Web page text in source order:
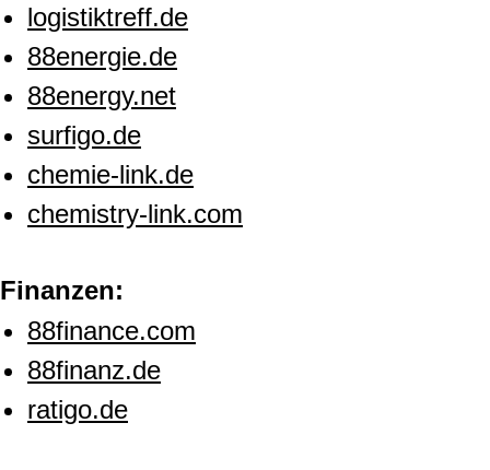
logistiktreff.de
88energie.de
88energy.net
surfigo.de
chemie-link.de
chemistry-link.com
Finanzen:
88finance.com
88finanz.de
ratigo.de